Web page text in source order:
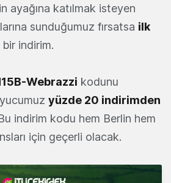
ayağına katılmak isteyen
sunduğumuz fırsatsa ilk
indirim.
Webrazzi kodunu
yüzde 20 indirimden
indirim kodu hem Berlin hem
için geçerli olacak.